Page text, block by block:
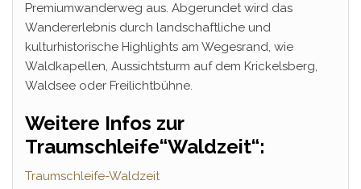
Premiumwanderweg aus. Abgerundet wird das
Wandererlebnis durch landschaftliche und
kulturhistorische Highlights am Wegesrand, wie
Waldkapellen, Aussichtsturm auf dem Krickelsberg,
Waldsee oder Freilichtbühne.
Weitere Infos zur
Traumschleife“Waldzeit“:
Traumschleife-Waldzeit